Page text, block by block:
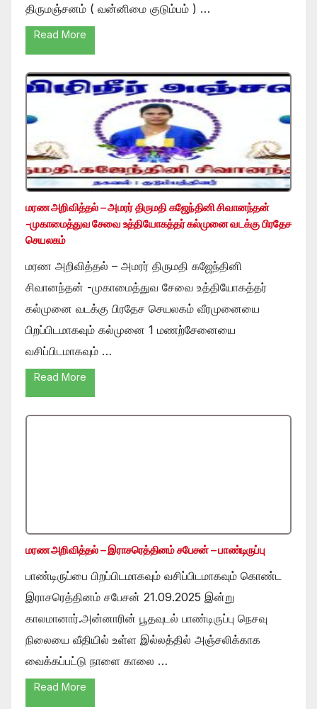
திருமஞ்சனம் ( வன்னிமை குடும்பம் ) …
Read More
மரண அறிவித்தல் – அமரர் திருமதி கஜேந்தினி சிவானந்தன்
-முகாமைத்துவ சேவை உத்தியோகத்தர் கல்முனை வடக்கு பிரதேச
செயலகம்
மரண அறிவித்தல் – அமரர் திருமதி கஜேந்தினி
சிவானந்தன் -முகாமைத்துவ சேவை உத்தியோகத்தர்
கல்முனை வடக்கு பிரதேச செயலகம் வீரமுனையை
பிறப்பிடமாகவும் கல்முனை 1 மணற்சேனையை
வசிப்பிடமாகவும் …
Read More
மரண அறிவித்தல் – இராசரெத்தினம் சபேசன் – பாண்டிருப்பு
பாண்டிருப்பை பிறப்பிடமாகவும் வசிப்பிடமாகவும் கொண்ட
இராசரெத்தினம் சபேசன் 21.09.2025 இன்று
காலமானார்.அன்னாரின் பூதவுடல் பாண்டிருப்பு நெசவு
நிலையை வீதியில் உள்ள இல்லத்தில் அஞ்சலிக்காக
வைக்கப்பட்டு நாளை காலை …
Read More